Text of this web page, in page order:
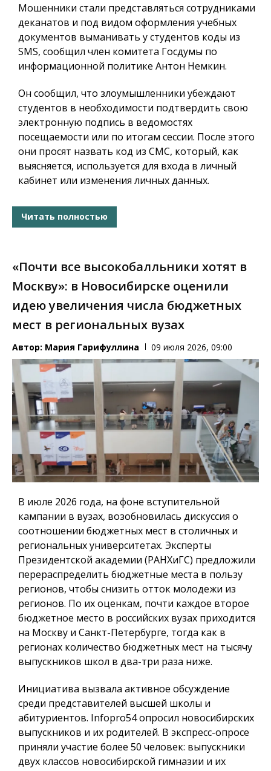
Мошенники стали представляться сотрудниками
деканатов и под видом оформления учебных
документов выманивать у студентов коды из
SMS, сообщил член комитета Госдумы по
информационной политике Антон Немкин.
Он сообщил, что злоумышленники убеждают
студентов в необходимости подтвердить свою
электронную подпись в ведомостях
посещаемости или по итогам сессии. После этого
они просят назвать код из СМС, который, как
выясняется, используется для входа в личный
кабинет или изменения личных данных.
Читать полностью
«Почти все высокобалльники хотят в
Москву»: в Новосибирске оценили
идею увеличения числа бюджетных
мест в региональных вузах
Автор: Мария Гарифуллина 09 июля 2026, 09:00
В июле 2026 года, на фоне вступительной
кампании в вузах, возобновилась дискуссия о
соотношении бюджетных мест в столичных и
региональных университетах. Эксперты
Президентской академии (РАНХиГС) предложили
перераспределить бюджетные места в пользу
регионов, чтобы снизить отток молодежи из
регионов. По их оценкам, почти каждое второе
бюджетное место в российских вузах приходится
на Москву и Санкт-Петербурге, тогда как в
регионах количество бюджетных мест на тысячу
выпускников школ в два-три раза ниже.
Инициатива вызвала активное обсуждение
среди представителей высшей школы и
абитуриентов. Infopro54опросил новосибирских
выпускников и их родителей. В экспресс-опросе
приняли участие более 50 человек: выпускники
двух классов новосибирской гимназии и их